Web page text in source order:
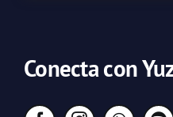
Conecta con